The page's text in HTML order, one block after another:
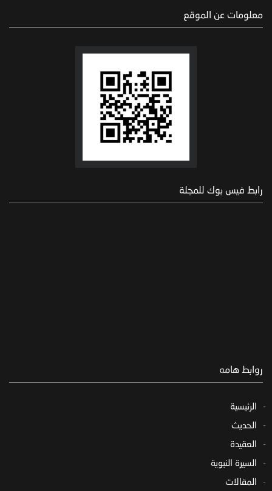
معلومات عن الموقع
رابط فيس بوك للمجلة
روابط هامه
الرئيسية
الحديث
العقيدة
السيرة النبوية
المقالات